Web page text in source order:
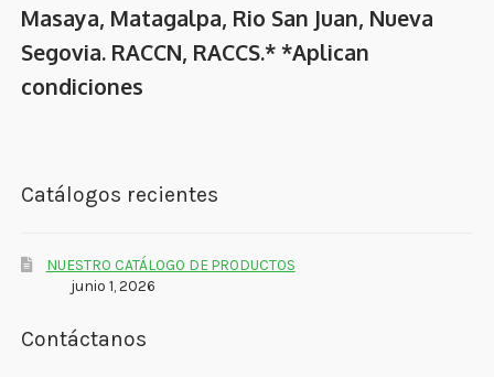
Masaya, Matagalpa, Rio San Juan, Nueva
Segovia. RACCN, RACCS.* *Aplican
condiciones
Catálogos recientes
NUESTRO CATÁLOGO DE PRODUCTOS
junio 1, 2026
Contáctanos